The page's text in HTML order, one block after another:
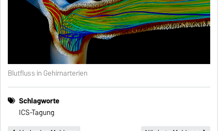
Blutfluss in Gehirnarterien
Schlagworte
ICS-Tagung